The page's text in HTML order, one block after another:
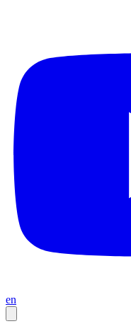
en